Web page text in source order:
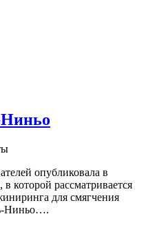
опубликовала в
которой рассматривается
для смягчения
Ниньо….